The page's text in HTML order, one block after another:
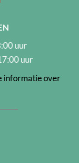
uur
uur
informatie over